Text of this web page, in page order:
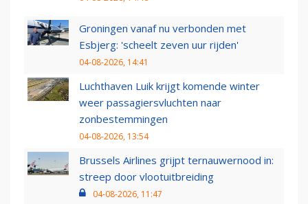
Groningen vanaf nu verbonden met
Esbjerg: 'scheelt zeven uur rijden'
04-08-2026, 14:41
Luchthaven Luik krijgt komende winter
weer passagiersvluchten naar
zonbestemmingen
04-08-2026, 13:54
Brussels Airlines grijpt ternauwernood in:
streep door vlootuitbreiding
04-08-2026, 11:47